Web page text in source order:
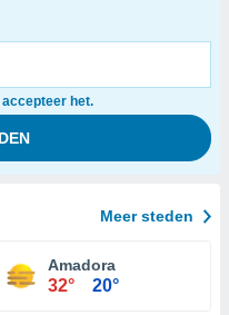
accepteer het.
Meer steden
Amadora
32° 20°